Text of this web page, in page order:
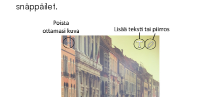
snäppäilet.